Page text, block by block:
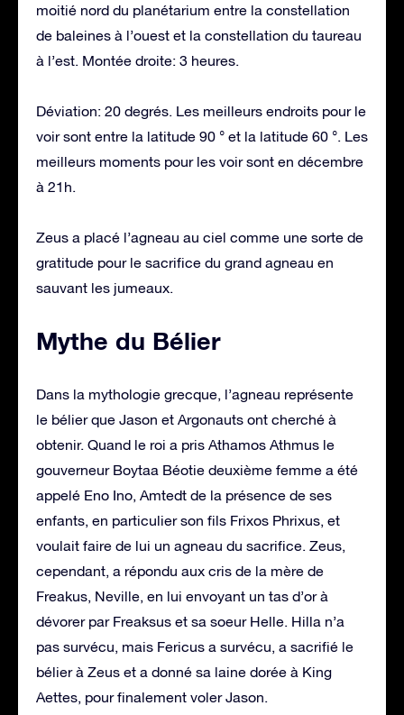
moitié nord du planétarium entre la constellation
de baleines à l’ouest et la constellation du taureau
à l’est. Montée droite: 3 heures.
Déviation: 20 degrés. Les meilleurs endroits pour le
voir sont entre la latitude 90 ° et la latitude 60 °. Les
meilleurs moments pour les voir sont en décembre
à 21h.
Zeus a placé l’agneau au ciel comme une sorte de
gratitude pour le sacrifice du grand agneau en
sauvant les jumeaux.
Mythe du Bélier
Dans la mythologie grecque, l’agneau représente
le bélier que Jason et Argonauts ont cherché à
obtenir. Quand le roi a pris Athamos Athmus le
gouverneur Boytaa Béotie deuxième femme a été
appelé Eno Ino, Amtedt de la présence de ses
enfants, en particulier son fils Frixos Phrixus, et
voulait faire de lui un agneau du sacrifice. Zeus,
cependant, a répondu aux cris de la mère de
Freakus, Neville, en lui envoyant un tas d’or à
dévorer par Freaksus et sa soeur Helle. Hilla n’a
pas survécu, mais Fericus a survécu, a sacrifié le
bélier à Zeus et a donné sa laine dorée à King
Aettes, pour finalement voler Jason.